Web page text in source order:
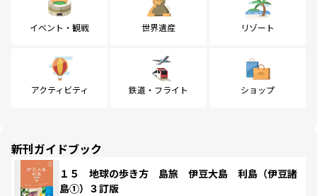
イベント・観戦 世界遺産 リゾート
アクティビティ 鉄道・フライト ショップ
新刊ガイドブック
１５ 地球の歩き方 島旅 伊豆大島 利島（伊豆諸
島①）３訂版